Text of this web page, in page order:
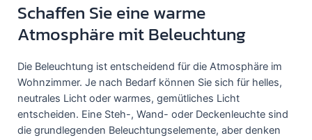
Schaffen Sie eine warme
Atmosphäre mit Beleuchtung
Die Beleuchtung ist entscheidend für die Atmosphäre im
Wohnzimmer. Je nach Bedarf können Sie sich für helles,
neutrales Licht oder warmes, gemütliches Licht
entscheiden. Eine Steh-, Wand- oder Deckenleuchte sind
die grundlegenden Beleuchtungselemente, aber denken